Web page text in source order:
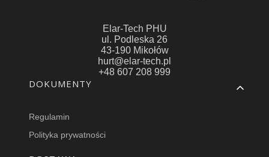
Elar-Tech PHU
ul. Podleska 26
43-190 Mikołów
hurt@elar-tech.pl
+48 607 208 999
Linki w stopce
DOKUMENTY
Regulamin
Polityka prywatności